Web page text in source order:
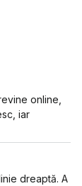
online,
iar
dreaptă. A